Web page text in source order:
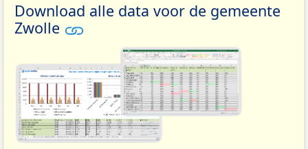
Download alle data voor de gemeente
Zwolle